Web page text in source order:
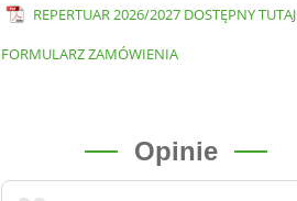
REPERTUAR 2026/2027 DOSTĘPNY TUTAJ
FORMULARZ ZAMÓWIENIA
Opinie